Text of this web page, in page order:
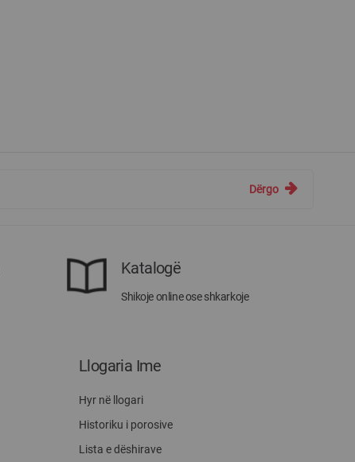
Dërgo
Katalogë
Shikoje online ose shkarkoje
Llogaria Ime
Hyr në llogari
Historiku i porosive
Lista e dëshirave